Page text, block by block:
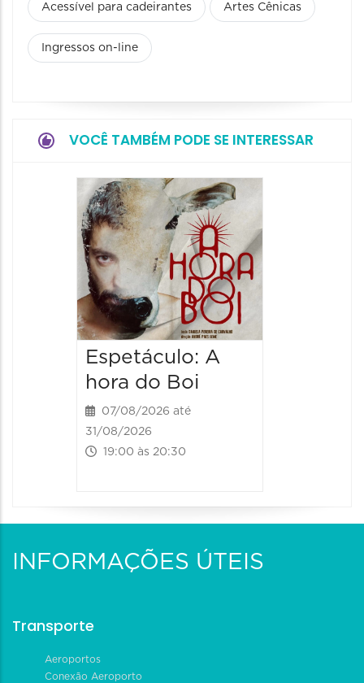
Acessível para cadeirantes Artes Cênicas
Ingressos on-line
VOCÊ TAMBÉM PODE SE INTERESSAR
Espetáculo: A
hora do Boi
07/08/2026 até
31/08/2026
19:00 às 20:30
INFORMAÇÕES ÚTEIS
Transporte
Aeroportos
Conexão Aeroporto